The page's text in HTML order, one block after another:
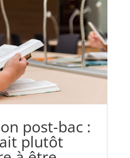
post-bac :
plutôt